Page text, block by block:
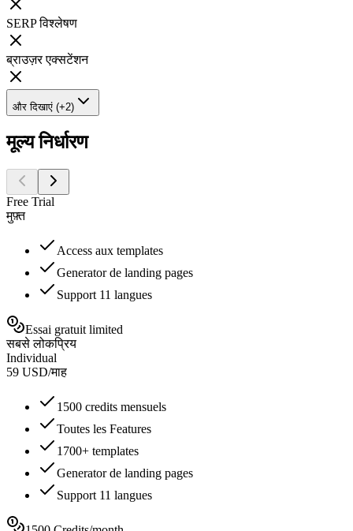
SERP विश्लेषण
ब्राउज़र एक्सटेंशन
और दिखाएं (+2)
मूल्य निर्धारण
Free Trial
मुफ़्त
Access aux templates
Generator de landing pages
Support 11 langues
Essai gratuit limited
सबसे लोकप्रिय
Individual
59 USD/माह
1500 credits mensuels
Toutes les Features
1700+ templates
Generator de landing pages
Support 11 langues